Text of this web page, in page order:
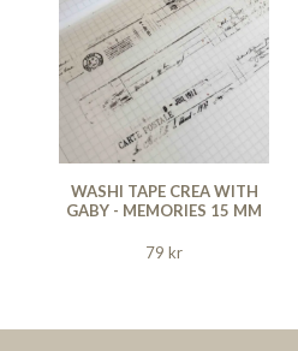
WASHI TAPE CREA WITH
GABY - MEMORIES 15 MM
79 kr